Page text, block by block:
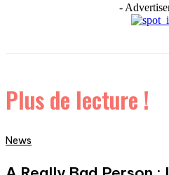
-
Plus de lecture !
News